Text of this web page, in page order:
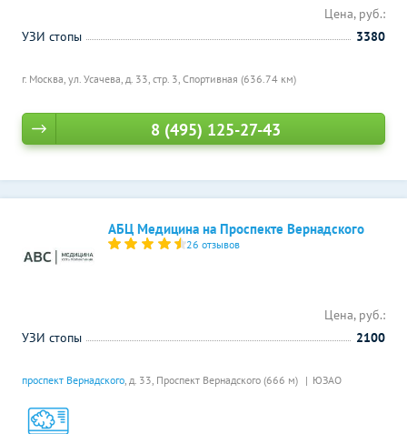
г. Москва, ул. Усачева, д. 33, стр. 3, Спортивная (636.74 км)
Цена, руб.:
УЗИ стопы
3380
8 (495) 125-27-43
АБЦ Медицина на Проспекте Вернадского
26 отзывов
проспект Вернадского, д. 33, Проспект Вернадского (666 м) ЮЗАО
Цена, руб.:
УЗИ стопы
2100